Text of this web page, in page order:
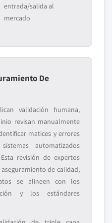
entrada/salida al
mercado
De
validación humana,
revisan manualmente
matices y errores
automatizados
revisión de expertos
de calidad,
se alineen con los
y los estándares